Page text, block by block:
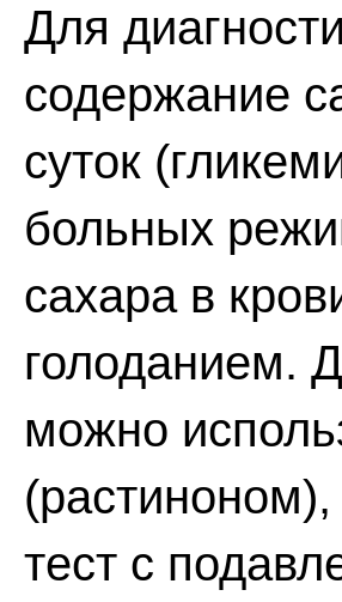
Для
содержание
суток
больных
сахара в
голоданием.
можно
тест с